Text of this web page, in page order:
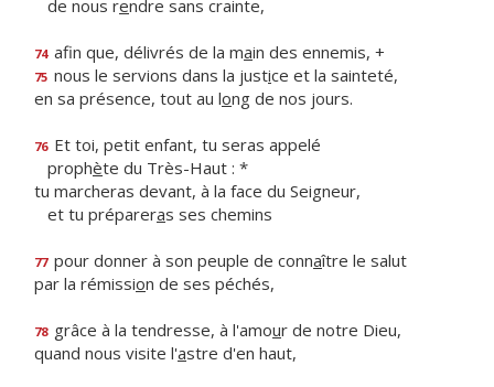
de nous rendre sans crainte,
74 afin que, délivrés de la main des ennemis, +
75 nous le servions dans la justice et la sainteté,
en sa présence, tout au long de nos jours.
76 Et toi, petit enfant, tu seras appelé
prophète du Très-Haut : *
tu marcheras devant, à la face du Seigneur,
et tu prépareras ses chemins
77 pour donner à son peuple de connaître le salut
par la rémission de ses péchés,
78 grâce à la tendresse, à l'amour de notre Dieu,
quand nous visite l'astre d'en haut,